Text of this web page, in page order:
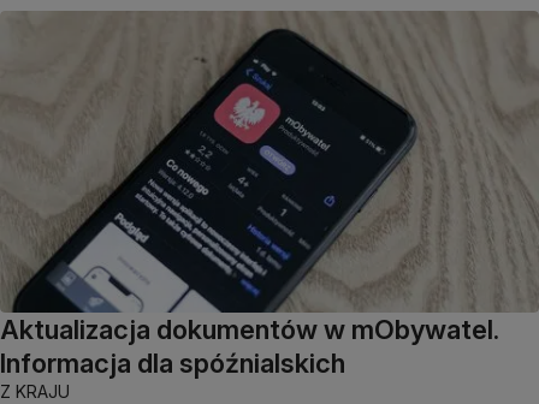
Aktualizacja dokumentów w mObywatel.
Informacja dla spóźnialskich
Z KRAJU